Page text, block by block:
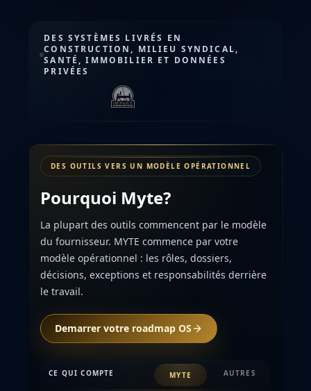
DES SYSTÈMES LIVRÉS EN
CONSTRUCTION, MILIEU SYNDICAL,
SANTÉ, IMMOBILIER ET DONNÉES
PRIVÉES
DES OUTILS VERS UN MODÈLE OPÉRATIONNEL
Pourquoi Myte?
La plupart des outils commencent par le modèle
du fournisseur. MYTE commence par votre
modèle opérationnel : les rôles, dossiers,
décisions, exceptions et responsabilités derrière
le travail.
Demarrer votre roadmap OS
CE QUI COMPTE MYTE AUTRES